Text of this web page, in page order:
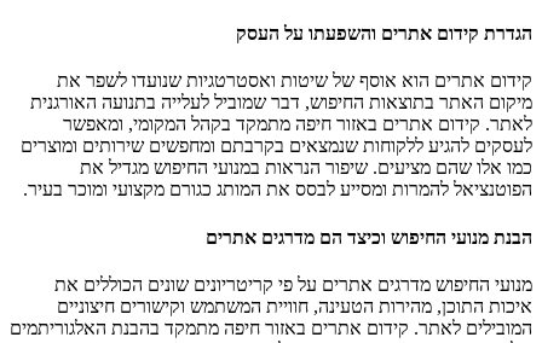
הגדרת קידום אתרים והשפעתו על העסק
קידום אתרים הוא אוסף של שיטות ואסטרטגיות שנועדו לשפר את
מיקום האתר בתוצאות החיפוש, דבר שמוביל לעלייה בתנועה האורגנית
לאתר. קידום אתרים באזור חיפה מתמקד בקהל המקומי, ומאפשר
לעסקים להגיע ללקוחות שנמצאים בקרבתם ומחפשים שירותים ומוצרים
כמו אלו שהם מציעים. שיפור הנראות במנועי החיפוש מגדיל את
הפוטנציאל להמרות ומסייע לבסס את המותג כגורם מקצועי ומוכר בעיר.
הבנת מנועי החיפוש וכיצד הם מדרגים אתרים
מנועי החיפוש מדרגים אתרים על פי קריטריונים שונים הכוללים את
איכות התוכן, מהירות הטעינה, חוויית המשתמש וקישורים חיצוניים
המובילים לאתר. קידום אתרים באזור חיפה מתמקד בהבנת האלגוריתמים